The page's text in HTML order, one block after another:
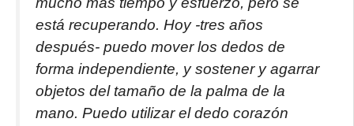
está recuperando. Hoy -tres años
después- puedo mover los dedos de
forma independiente, y sostener y agarrar
objetos del tamaño de la palma de la
mano. Puedo utilizar el dedo corazón